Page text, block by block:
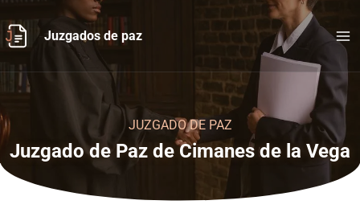
al
contenido
Juzgados de paz
JUZGADO DE PAZ
Juzgado de Paz de Cimanes de la Vega